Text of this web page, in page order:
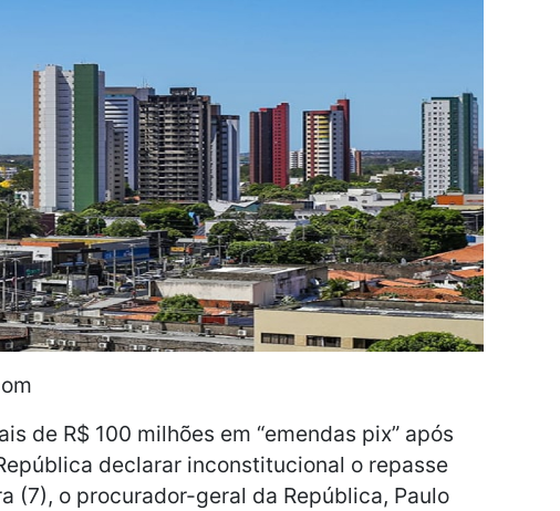
de R$ 100 milhões em “emendas pix” após
declarar inconstitucional o repasse
(7), o procurador-geral da República, Paulo